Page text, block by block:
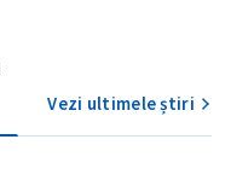
Vezi ultimele știri